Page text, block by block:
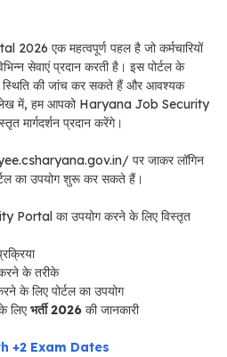
एक महत्वपूर्ण पहल है जो कर्मचारियों
सेवाएं प्रदान करती है। इस पोर्टल के
स्थिति की जांच कर सकते हैं और आवश्यक
में, हम आपको Haryana Job Security
मार्गदर्शन प्रदान करेंगे।
पर जाकर लॉगिन
का उपयोग शुरू कर सकते हैं।
Portal का उपयोग करने के लिए विस्तृत
के तरीके
के लिए पोर्टल का उपयोग
लिएभर्ती 2026 की जानकारी
+2 Exam Dates